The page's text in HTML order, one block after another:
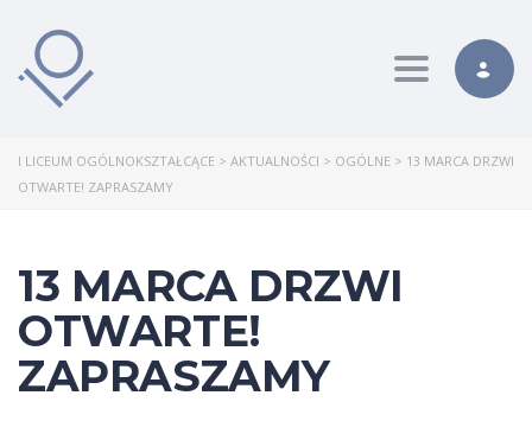
Toggle
I LICEUM OGÓLNOKSZTAŁCĄCE > AKTUALNOŚCI > OGÓLNE > 13 MARCA DRZWI
OTWARTE! ZAPRASZAMY
13 MARCA DRZWI
OTWARTE!
ZAPRASZAMY